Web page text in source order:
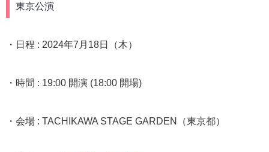
東京公演
・日程 : 2024年7月18日（木）
・時間 : 19:00 開演 (18:00 開場)
・会場 : TACHIKAWA STAGE GARDEN（東京都）